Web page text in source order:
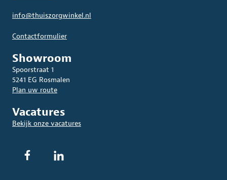
info@thuiszorgwinkel.nl
Contactformulier
Showroom
Spoorstraat 1
5241 EG Rosmalen
Plan uw route
Vacatures
Bekijk onze vacatures